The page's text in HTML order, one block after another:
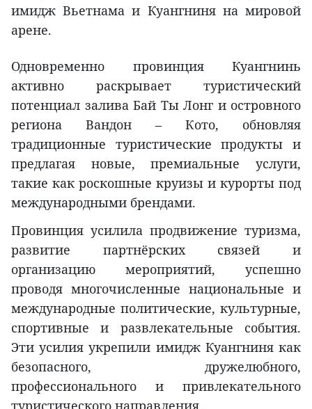
имидж Вьетнама и Куангниня на мировой
арене.
Одновременно провинция Куангнинь
активно раскрывает туристический
потенциал залива Бай Ты Лонг и островного
региона Вандон – Кото, обновляя
традиционные туристические продукты и
предлагая новые, премиальные услуги,
такие как роскошные круизы и курорты под
международными брендами.
Провинция усилила продвижение туризма,
развитие партнёрских связей и
организацию мероприятий, успешно
проводя многочисленные национальные и
международные политические, культурные,
спортивные и развлекательные события.
Эти усилия укрепили имидж Куангниня как
безопасного, дружелюбного,
профессионального и привлекательного
туристического направления.